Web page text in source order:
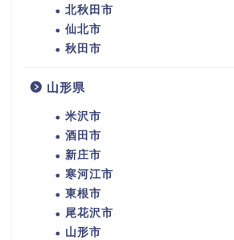
北秋田市
仙北市
秋田市
山形県
米沢市
酒田市
新庄市
寒河江市
東根市
尾花沢市
山形市